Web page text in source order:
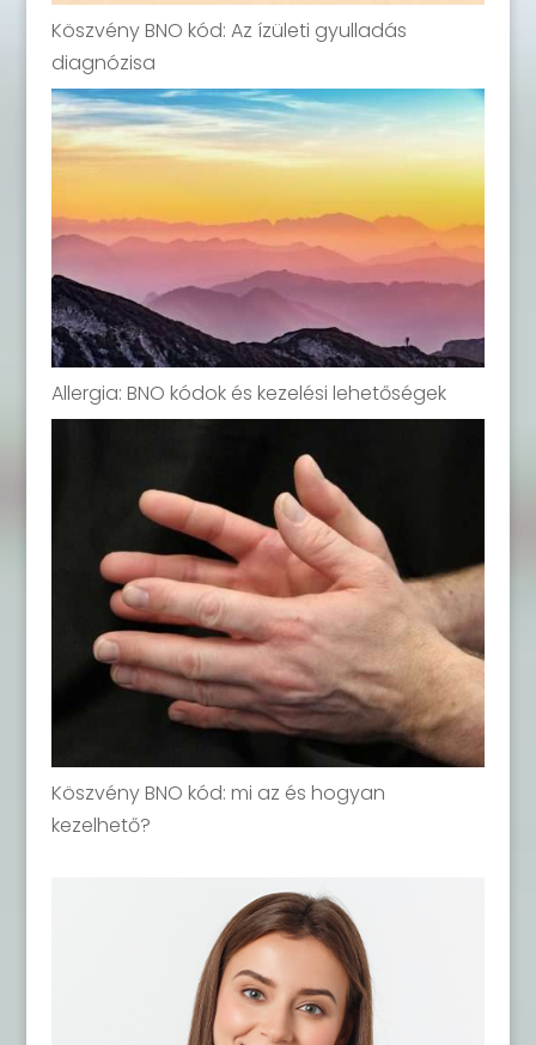
Köszvény BNO kód: Az ízületi gyulladás
diagnózisa
Allergia: BNO kódok és kezelési lehetőségek
Köszvény BNO kód: mi az és hogyan
kezelhető?